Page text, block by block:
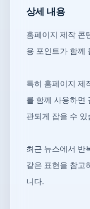
상세 내용
홈페이지 제작 콘
용 포인트가 함께
특히 홈페이지 제
를 함께 사용하면
관되게 잡을 수 있
최근 뉴스에서 반
같은 표현을 참고
니다.